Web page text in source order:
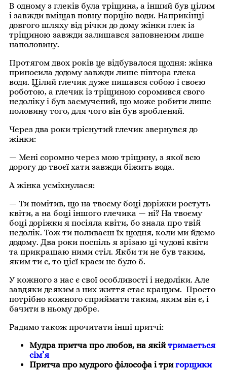
В одному з глеків була тріщина, а інший був цілим
і завжди вміщав повну порцію води. Наприкінці
довгого шляху від річки до дому жінки глек із
тріщиною завжди залишався заповненим лише
наполовину.
Протягом двох років це відбувалося щодня: жінка
приносила додому завжди лише півтора глека
води. Цілий глечик дуже пишався собою і своєю
роботою, а глечик із тріщиною соромився свого
недоліку і був засмучений, що може робити лише
половину того, для чого він був зроблений.
Через два роки тріснутий глечик звернувся до
жінки:
— Мені соромно через мою тріщину, з якої всю
дорогу до твоєї хати завжди біжить вода.
А жінка усміхнулася:
— Ти помітив, що на твоєму боці доріжки ростуть
квіти, а на боці іншого глечика — ні? На твоєму
боці доріжки я посіяла квіти, бо знала про твій
недолік. Тож ти поливаєш їх щодня, коли ми йдемо
додому. Два роки поспіль я зрізаю ці чудові квіти
та прикрашаю ними стіл. Якби ти не був таким,
яким ти є, то цієї краси не було б.
У кожного з нас є свої особливості і недоліки. Але
завдяки деяким з них життя стає кращим. Просто
потрібно кожного сприймати таким, яким він є, і
бачити в ньому добре.
Радимо також прочитати інші притчі:
Мудра притча про любов, на якійтримається
сім’я
Притча про мудрого філософа і тригорщики